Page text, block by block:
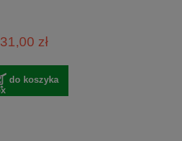
31,00 zł
do koszyka